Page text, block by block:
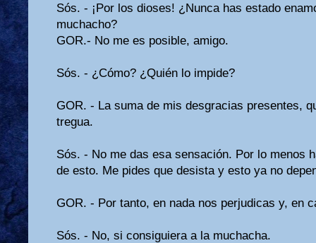
Sós. - ¡Por los dioses! ¿Nunca has estado
muchacho?
GOR.- No me es posible, amigo.
Sós. - ¿Cómo? ¿Quién lo impide?
GOR. - La suma de mis desgracias presentes,
tregua.
Sós. - No me das esa sensación. Por lo menos
de esto. Me pides que desista y esto ya no
GOR. - Por tanto, en nada nos perjudicas y, en
Sós. - No, si consiguiera a la muchacha.